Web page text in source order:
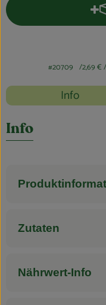
Blog#20709 2,69 €
Info
Info
Zutaten
Nährwert-Info